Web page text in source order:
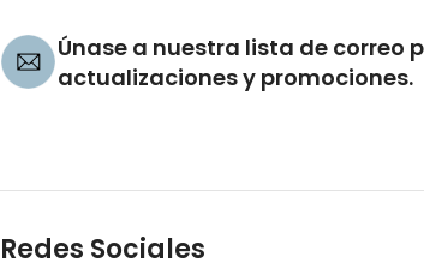
Únase a nuestra lista de correo
actualizaciones y promociones.
Redes Sociales